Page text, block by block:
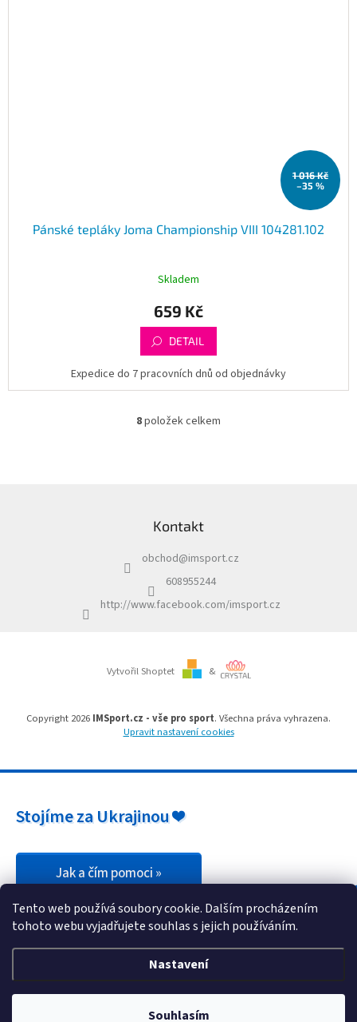
Tento web používá soubory cookie. Dalším procházením
tohoto webu vyjadřujete souhlas s jejich používáním.
Nastavení
Souhlasím
1 016 Kč
–35 %
Pánské tepláky Joma Championship VIII 104281.102
Skladem
659 Kč
DETAIL
Expedice do 7 pracovních dnů od objednávky
O
c
í
r
v
y
8položek celkem
Kontakt
obchod@imsport.cz
608955244
http://www.facebook.com/imsport.cz
Vytvořil Shoptet &
Copyright 2026 IMSport.cz - vše pro sport. Všechna práva vyhrazena.
Upravit nastavení cookies
Stojíme za Ukrajinou ❤️
Jak a čím pomoci »